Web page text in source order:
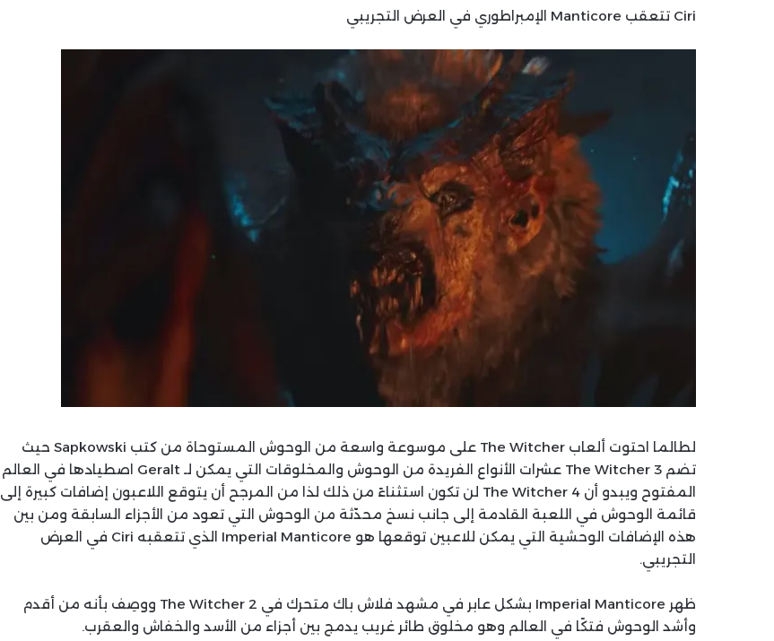
Ciri تتعقب Manticore الإمبراطوري في العرض التجريبي
لطالما احتوت ألعاب The Witcher على موسوعة واسعة من الوحوش المستوحاة من كتب Sapkowski حيث
تضم The Witcher 3 عشرات الأنواع الفريدة من الوحوش والمخلوقات التي يمكن لـ Geralt اصطيادها في العالم
المفتوح ويبدو أن The Witcher 4 لن تكون استثناءً من ذلك لذا من المرجح أن يتوقع اللاعبون إضافات كبيرة إلى
قائمة الوحوش في اللعبة القادمة إلى جانب نسخ محدّثة من الوحوش التي تعود من الأجزاء السابقة ومن بين
هذه الإضافات الوحشية التي يمكن للاعبين توقعها هو Imperial Manticore الذي تتعقبه Ciri في العرض
التجريبي.
ظهر Imperial Manticore بشكل عابر في مشهد فلاش باك متحرك في The Witcher 2 ووصِف بأنه من أقدم
وأشد الوحوش فتكًا في العالم وهو مخلوق طائر غريب يدمج بين أجزاء من الأسد والخفاش والعقرب.